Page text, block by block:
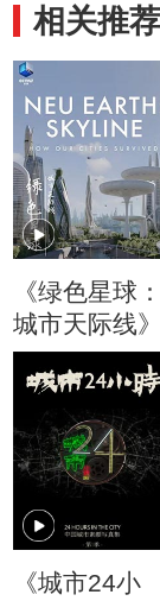
相关推荐
《绿色星球：
城市天际线》
《城市24小